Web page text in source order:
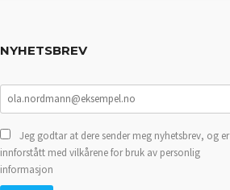
NYHETSBREV
Jeg godtar at dere sender meg nyhetsbrev, og er
innforstått med vilkårene for bruk av personlig
informasjon